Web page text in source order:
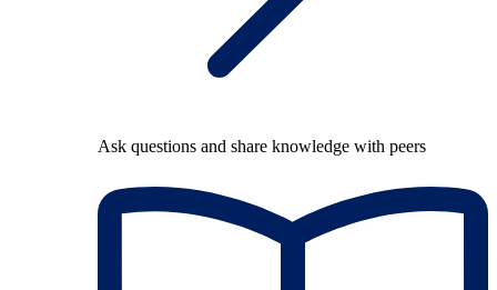
Ask questions and share knowledge with peers